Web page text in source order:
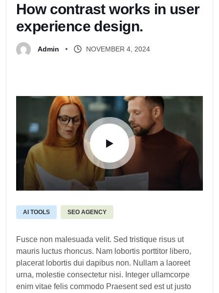
How contrast works in user
experience design.
Admin NOVEMBER 4, 2024
AI TOOLS SEO AGENCY
Fusce non malesuada velit. Sed tristique risus ut
mauris luctus rhoncus. Nam lobortis porttitor libero,
placerat lobortis dui dapibus non. Nullam a laoreet
urna, molestie consectetur nisi. Integer ullamcorpe
enim vitae felis commodo Praesent sed est ut justo